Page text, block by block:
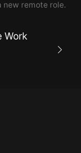
remote role.
Work